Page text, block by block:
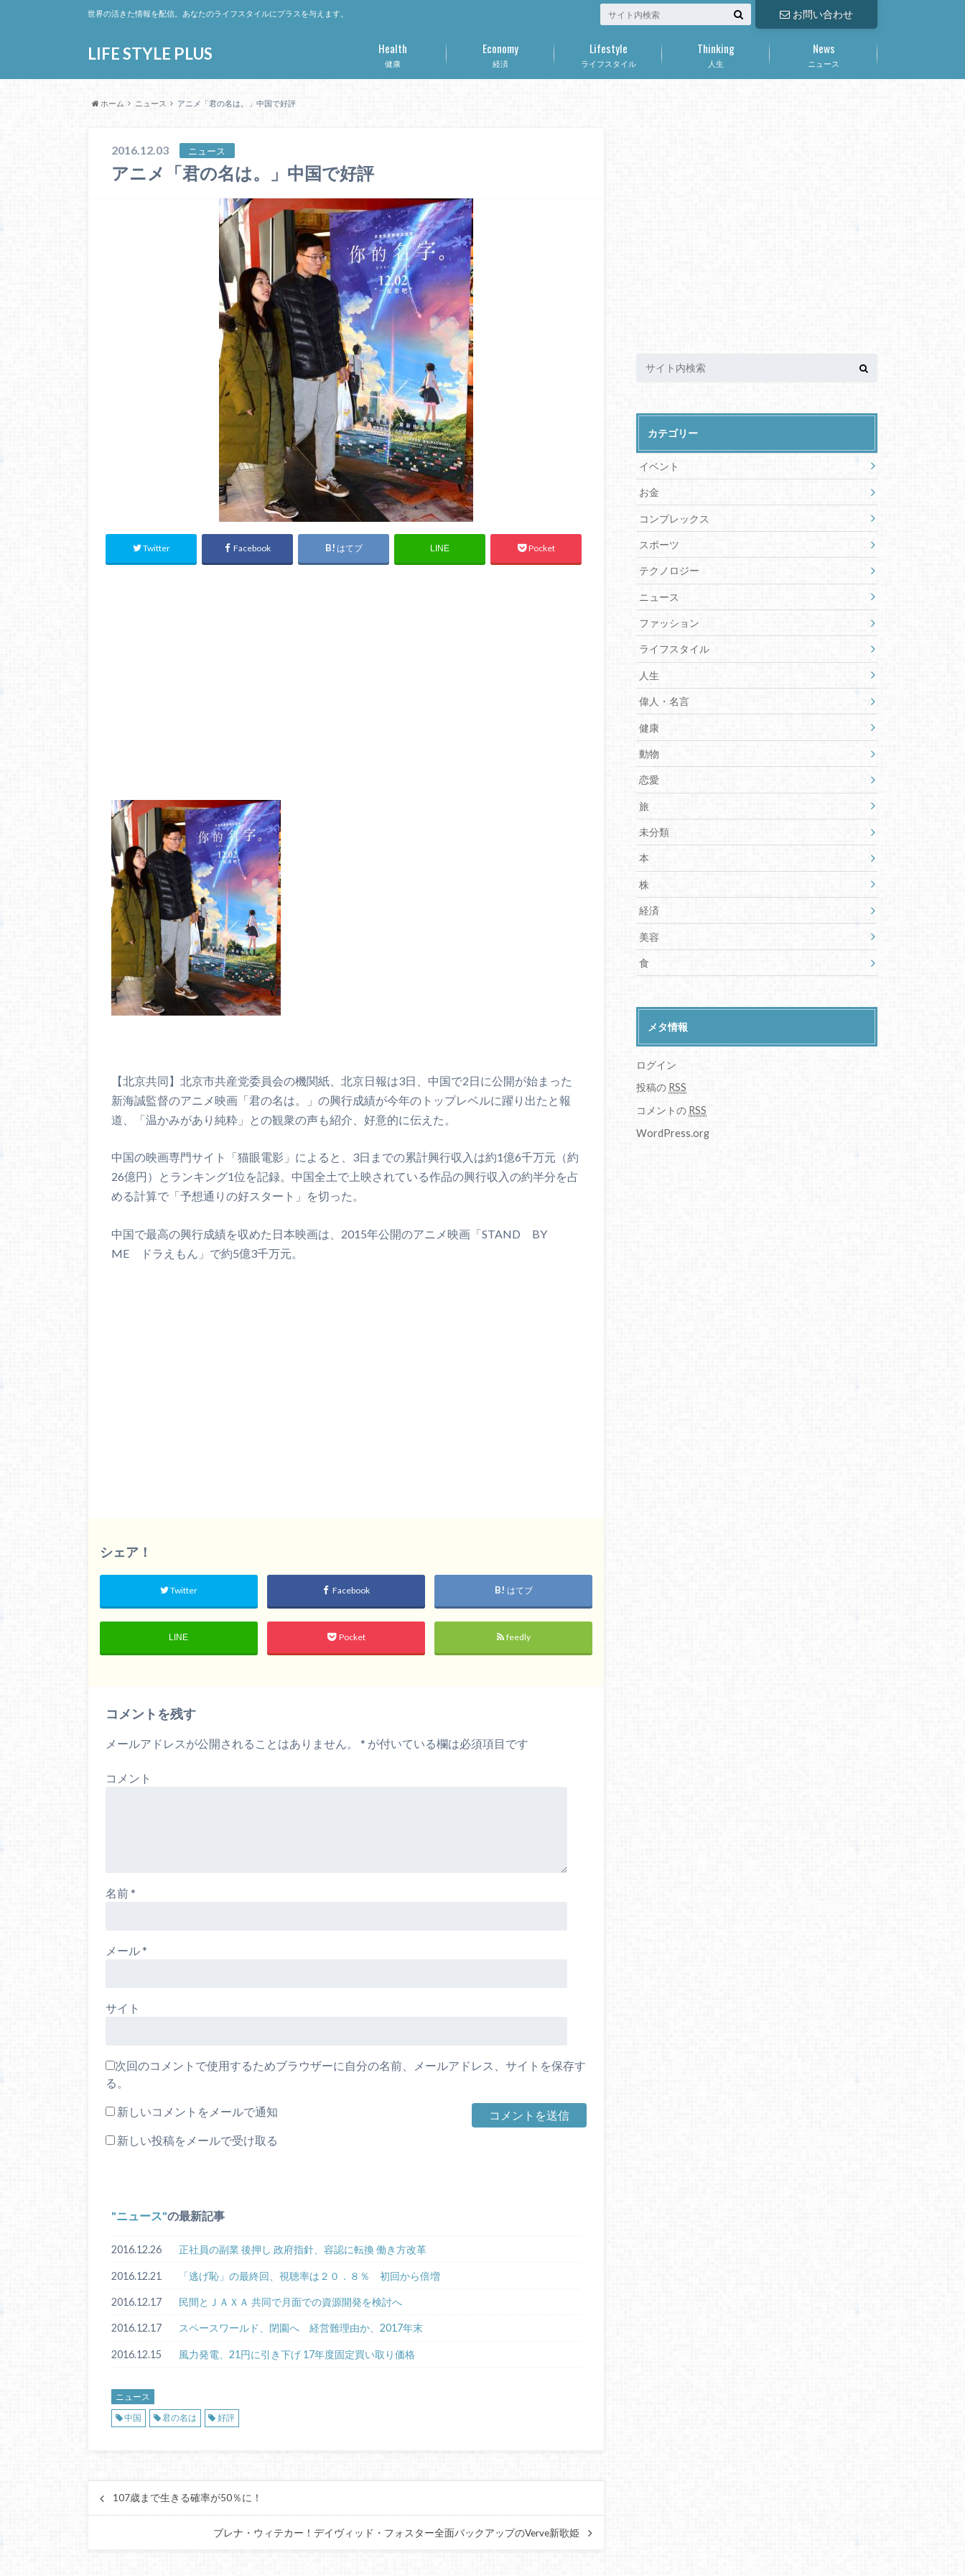
LIFE STYLE PLUS
世界の活きた情報を配信。あなたのライフスタイルにプラスを与えます。 お問い合わせ
健康
Health
経済
Economy
ライフスタイル
Lifestyle
人生
Thinking
ニュース
News
ホーム ニュース アニメ「君の名は。」中国で好評
2016.12.03 ニュース
アニメ「君の名は。」中国で好評
Twitter Facebook はてブ LINE Pocket
【北京共同】北京市共産党委員会の機関紙、北京日報は3日、中国で2日に公開が始まった
新海誠監督のアニメ映画「君の名は。」の興行成績が今年のトップレベルに躍り出たと報
道、「温かみがあり純粋」との観衆の声も紹介、好意的に伝えた。
中国の映画専門サイト「猫眼電影」によると、3日までの累計興行収入は約1億6千万元（約
26億円）とランキング1位を記録。中国全土で上映されている作品の興行収入の約半分を占
める計算で「予想通りの好スタート」を切った。
中国で最高の興行成績を収めた日本映画は、2015年公開のアニメ映画「STAND BY
ME ドラえもん」で約5億3千万元。
シェア！
Twitter Facebook はてブ
LINE Pocket feedly
コメントを残す
メールアドレスが公開されることはありません。 * が付いている欄は必須項目です
コメント
名前*
メール*
サイト
次回のコメントで使用するためブラウザーに自分の名前、メールアドレス、サイトを保存す
る。
新しいコメントをメールで通知
新しい投稿をメールで受け取る
ニュース の最新記事
2016.12.26 正社員の副業 後押し 政府指針、容認に転換 働き方改革
2016.12.21 「逃げ恥」の最終回、視聴率は２０．８％ 初回から倍増
2016.12.17 民間とＪＡＸＡ 共同で月面での資源開発を検討へ
2016.12.17 スペースワールド、閉園へ 経営難理由か、2017年末
2016.12.15 風力発電、21円に引き下げ 17年度固定買い取り価格
ニュース
中国
君の名は 好評
107歳まで生きる確率が50％に！
ブレナ・ウィテカー！デイヴィッド・フォスター全面バックアップのVerve新歌姫
カテゴリー
イベント
お金
コンプレックス
スポーツ
テクノロジー
ニュース
ファッション
ライフスタイル
人生
偉人・名言
健康
動物
恋愛
旅
未分類
本
株
経済
美容
食
メタ情報
ログイン
投稿の RSS
コメントの RSS
WordPress.org